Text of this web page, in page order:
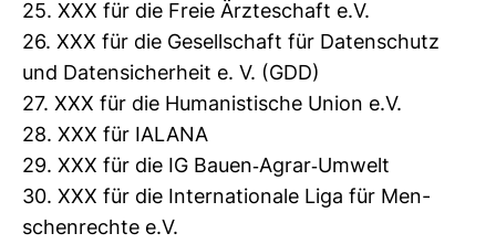
25. XXX für die Freie Ärz­te­schaft e.V.
26. XXX für die Gesell­schaft für Daten­schutz
und Daten­si­cher­heit e. V. (GDD)
27. XXX für die Huma­nis­ti­sche Union e.V.
28. XXX für IALANA
29. XXX für die IG Bauen-​Agrar-​Umwelt
30. XXX für die Inter­na­tio­nale Liga für Men­
schen­rechte e.V.